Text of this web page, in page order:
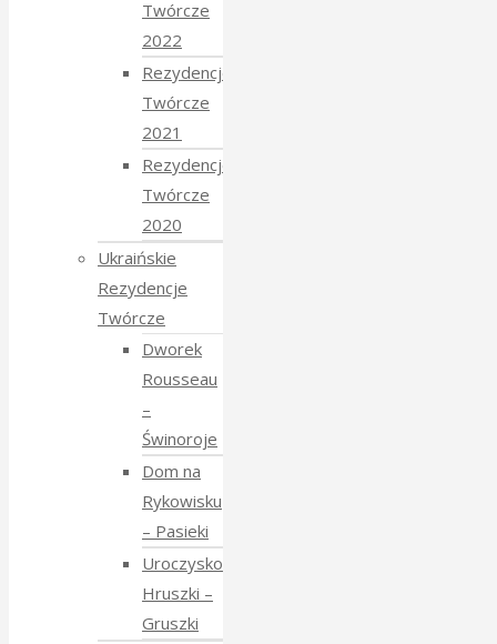
Twórcze
2022
Rezydencje
Twórcze
2021
Rezydencje
Twórcze
2020
Ukraińskie
Rezydencje
Twórcze
Dworek
Rousseau
–
Świnoroje
Dom na
Rykowisku
– Pasieki
Uroczysko
Hruszki –
Gruszki